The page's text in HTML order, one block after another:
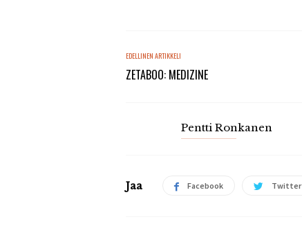
EDELLINEN ARTIKKELI
ZETABOO: MEDIZINE
Pentti Ronkanen
Jaa Facebook Twitter